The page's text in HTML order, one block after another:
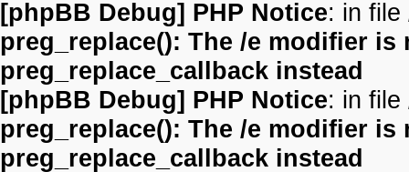
[phpBB Debug] PHP Notice: in file
preg_replace(): The /e modifier
preg_replace_callback instead
[phpBB Debug] PHP Notice: in file
preg_replace(): The /e modifier
preg_replace_callback instead